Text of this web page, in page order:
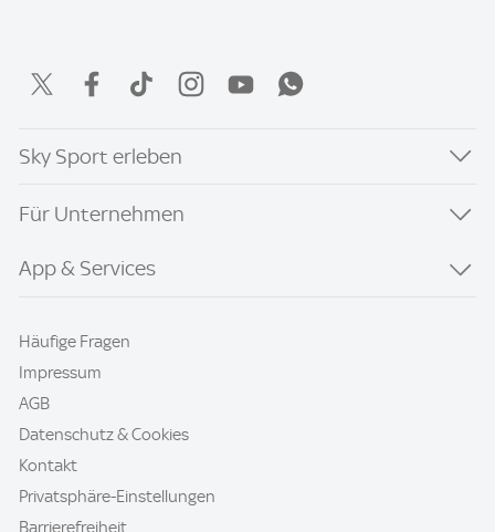
Sky Sport erleben
Für Unternehmen
App & Services
Häufige Fragen
Impressum
AGB
Datenschutz & Cookies
Kontakt
Privatsphäre-Einstellungen
Barrierefreiheit